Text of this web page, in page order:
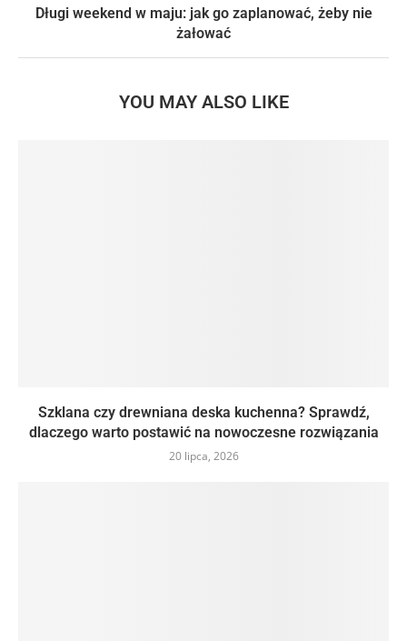
Długi weekend w maju: jak go zaplanować, żeby nie
żałować
YOU MAY ALSO LIKE
Szklana czy drewniana deska kuchenna? Sprawdź,
dlaczego warto postawić na nowoczesne rozwiązania
20 lipca, 2026